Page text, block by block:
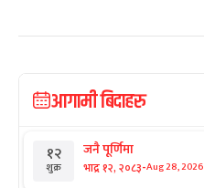
आगामी बिदाहरु
१२
शुक्र
जनै पूर्णिमा
भाद्र १२, २०८३-Aug 28, 2026